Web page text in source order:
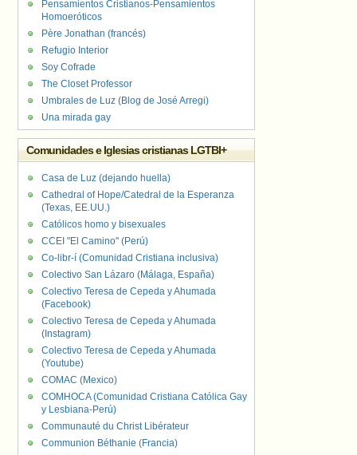
Pensamientos Cristianos-Pensamientos
Homoeróticos
Père Jonathan (francés)
Refugio Interior
Soy Cofrade
The Closet Professor
Umbrales de Luz (Blog de José Arregi)
Una mirada gay
Comunidades e Iglesias cristianas LGTBI+
Casa de Luz (dejando huella)
Cathedral of Hope/Catedral de la Esperanza
(Texas, EE.UU.)
Católicos homo y bisexuales
CCEI "El Camino" (Perú)
Co-libr-í (Comunidad Cristiana inclusiva)
Colectivo San Lázaro (Málaga, España)
Colectivo Teresa de Cepeda y Ahumada
(Facebook)
Colectivo Teresa de Cepeda y Ahumada
(Instagram)
Colectivo Teresa de Cepeda y Ahumada
(Youtube)
COMAC (Mexico)
COMHOCA (Comunidad Cristiana Católica Gay
y Lesbiana-Perú)
Communauté du Christ Libérateur
Communion Béthanie (Francia)